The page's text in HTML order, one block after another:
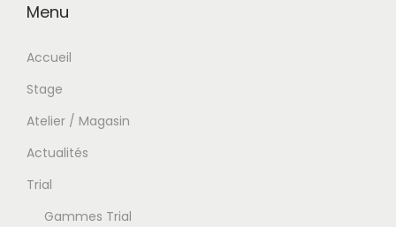
Menu
Accueil
Stage
Atelier / Magasin
Actualités
Trial
Gammes Trial